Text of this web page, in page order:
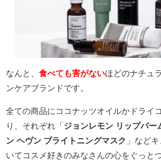
なんと、 食べても害がないほどのナチュ
ンケアブランドです。
全ての商品にココナッツオイルかドライ
り、それぞれ「 ジョンレモン リップバー
ン ヘヴン ブライトニングマスク 」など
いてコスメ好きのみなさんの心をぐっと